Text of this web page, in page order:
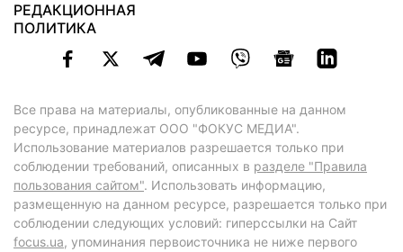
РЕДАКЦИОННАЯ
ПОЛИТИКА
Все права на материалы, опубликованные на данном
ресурсе, принадлежат ООО "ФОКУС МЕДИА".
Использование материалов разрешается только при
соблюдении требований, описанных в разделе "Правила
пользования сайтом". Использовать информацию,
размещенную на данном ресурсе, разрешается только при
соблюдении следующих условий: гиперссылки на Сайт
focus.ua, упоминания первоисточника не ниже первого